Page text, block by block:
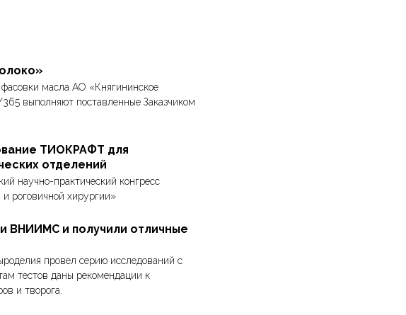
масла АО «Княгининское
выполняют поставленные Заказчиком
ТИОКРАФТ для
отделений
научно-практический конгресс
роговичной хирургии»
ВНИИМС и получили отличные
провел серию исследований с
тестов даны рекомендации к
и творога.